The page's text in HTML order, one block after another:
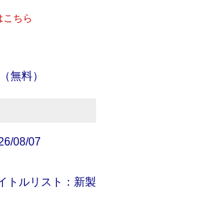
こちら
無料）
08/07
トルリスト：新製